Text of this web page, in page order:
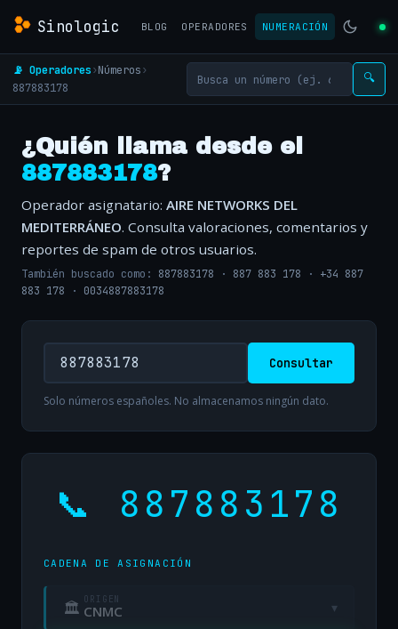
Sinologic BLOG OPERADORES NUMERACIÓN
📡 Operadores›Números›
887883178
🔍
¿Quién llama desde el
887883178?
Operador asignatario: AIRE NETWORKS DEL
MEDITERRÁNEO. Consulta valoraciones, comentarios y
reportes de spam de otros usuarios.
También buscado como: 887883178 · 887 883 178 · +34 887
883 178 · 0034887883178
Consultar
Solo números españoles. No almacenamos ningún dato.
📞 887883178
CADENA DE ASIGNACIÓN
🏛 ORIGEN
CNMC ▾